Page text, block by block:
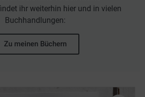
ihr weiterhin hier und in vielen
Buchhandlungen:
Zu meinen Büchern